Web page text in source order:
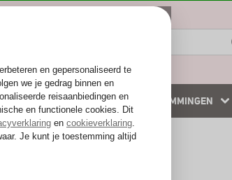
WINTERZON BESTEMMINGEN
Weg van de drukte